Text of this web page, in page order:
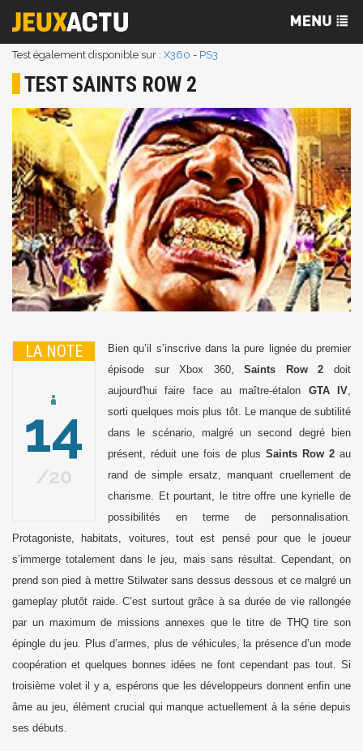
Test également disponible sur : X360 - PS3
TEST SAINTS ROW 2
LA NOTE
14
20
Bien qu’il s’inscrive dans la pure lignée du premier
épisode sur Xbox 360,Saints Row 2 doit
aujourd'hui faire face au maître-étalon GTA IV,
sorti quelques mois plus tôt. Le manque de subtilité
dans le scénario, malgré un second degré bien
présent, réduit une fois de plus Saints Row 2 au
rand de simple ersatz, manquant cruellement de
charisme. Et pourtant, le titre offre une kyrielle de
possibilités en terme de personnalisation.
Protagoniste, habitats, voitures, tout est pensé pour que le joueur
s’immerge totalement dans le jeu, mais sans résultat. Cependant, on
prend son pied à mettre Stilwater sans dessus dessous et ce malgré un
gameplay plutôt raide. C’est surtout grâce à sa durée de vie rallongée
par un maximum de missions annexes que le titre de THQ tire son
épingle du jeu. Plus d’armes, plus de véhicules, la présence d’un mode
coopération et quelques bonnes idées ne font cependant pas tout. Si
troisième volet il y a, espérons que les développeurs donnent enfin une
âme au jeu, élément crucial qui manque actuellement à la série depuis
ses débuts.